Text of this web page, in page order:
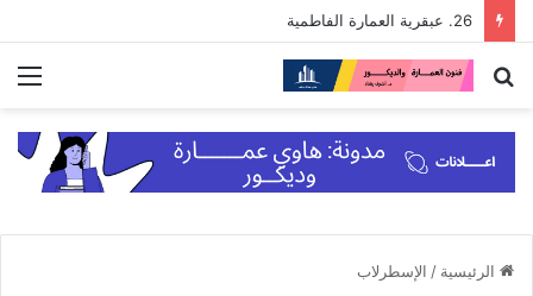
26. عبقرية العمارة الفاطمية
بحث
الرئيسية / الإسطرلاب